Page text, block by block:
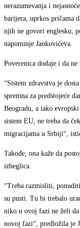
nerazumevanja i
barijera, uprkos pričama
njih ne govori englesku,
napominje Jankovićeva.
Poverenica dodaje i da
“Sistem zdravstva je
spremna za predstojeće
Beogradu, a iako
sistem EU, ne treba da
migracijama u Srbiji“,
Takođe, ona kaže da
izbeglica.
“Treba razmisliti,
su pusti. Tu bi trebalo
niko u ovoj fazi ne želi
novoj fazi“, predložila je